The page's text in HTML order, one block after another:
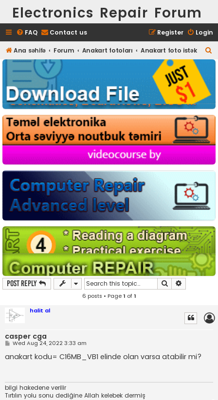
Electronics Repair Forum
FAQ Contact us Login
Register
Ana səhifə Forum Anakart fotoları Anakart foto istək
e
h
Post Reply Search
6 posts • Page1 of1
halit al
casper cga
P
s
t
Wed Aug 24, 2022 3:33 am
anakart kodu= C16MB_VB1 elinde olan varsa atabilir mi?
bilgi hakedene verilir
Tırtılın yolu sonu dediğine Allah kelebek dermiş